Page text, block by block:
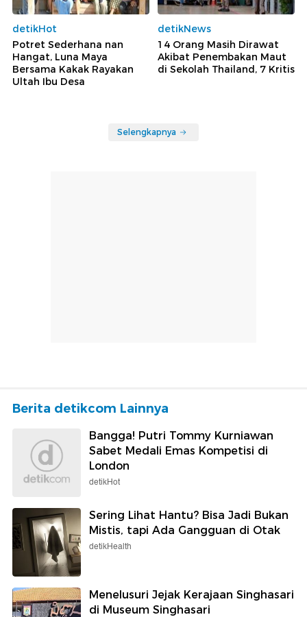
detikHot
Potret Sederhana nan
Hangat, Luna Maya
Bersama Kakak Rayakan
Ultah Ibu Desa
detikNews
14 Orang Masih Dirawat
Akibat Penembakan Maut
di Sekolah Thailand, 7 Kritis
Selengkapnya
Berita detikcom Lainnya
Bangga! Putri Tommy Kurniawan
Sabet Medali Emas Kompetisi di
London
detikHot
Sering Lihat Hantu? Bisa Jadi Bukan
Mistis, tapi Ada Gangguan di Otak
detikHealth
Menelusuri Jejak Kerajaan Singhasari
di Museum Singhasari